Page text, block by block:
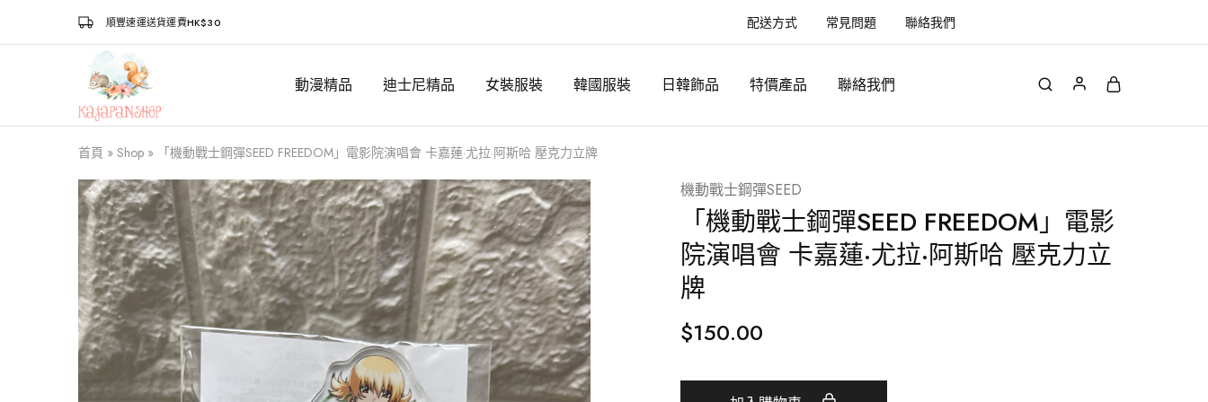
順豐速運送貨運費HK$30 配送方式 常見問題 聯絡我們
Kajapanshop
日
韓
百
貨
店
動漫精品 迪士尼精品 女裝服裝 韓國服裝 日韓飾品 特價產品 聯絡我們
首頁 » Shop » 「機動戰士鋼彈SEED FREEDOM」電影院演唱會 卡嘉蓮·尤拉·阿斯哈 壓克力立牌
機動戰士鋼彈SEED
「機動戰士鋼彈SEED FREEDOM」電影
院演唱會 卡嘉蓮·尤拉·阿斯哈 壓克力立
牌
$150.00